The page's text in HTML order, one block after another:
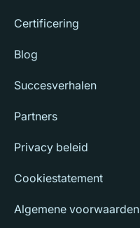
Certificering
Blog
Succesverhalen
Partners
Privacy beleid
Cookiestatement
Algemene voorwaarden